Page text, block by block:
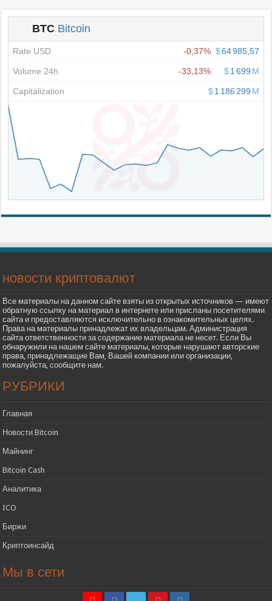
новости криптовалют
Все материалы на данном сайте взяты из открытых источников — имеют
обратную ссылку на материал в интернете или присланы посетителями
сайта и предоставляются исключительно в ознакомительных целях.
Права на материалы принадлежат их владельцам. Администрация
сайта ответственности за содержание материала не несет. Если Вы
обнаружили на нашем сайте материалы, которые нарушают авторские
права, принадлежащие Вам, Вашей компании или организации,
пожалуйста, сообщите нам.
РУБРИКИ
Главная
Новости Bitcoin
Майнинг
Bitcoin Cash
Аналитика
ICO
Биржи
Криптоинсайд
Мы в сети